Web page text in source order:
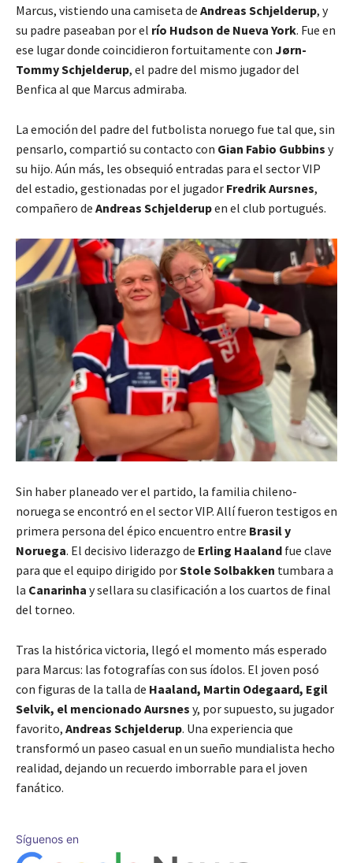
Marcus, vistiendo una camiseta de Andreas Schjelderup, y
su padre paseaban por el río Hudson de Nueva York. Fue en
ese lugar donde coincidieron fortuitamente con Jørn-
Tommy Schjelderup, el padre del mismo jugador del
Benfica al que Marcus admiraba.
La emoción del padre del futbolista noruego fue tal que, sin
pensarlo, compartió su contacto con Gian Fabio Gubbins y
su hijo. Aún más, les obsequió entradas para el sector VIP
del estadio, gestionadas por el jugador Fredrik Aursnes,
compañero de Andreas Schjelderupen el club portugués.
Sin haber planeado ver el partido, la familia chileno-
noruega se encontró en el sector VIP. Allí fueron testigos en
primera persona del épico encuentro entre Brasil y
Noruega. El decisivo liderazgo de Erling Haaland fue clave
para que el equipo dirigido porStole Solbakken tumbara a
la Canarinha y sellara su clasificación a los cuartos de final
del torneo.
Tras la histórica victoria, llegó el momento más esperado
para Marcus: las fotografías con sus ídolos. El joven posó
con figuras de la talla de Haaland, Martin Odegaard, Egil
Selvik, el mencionado Aursnes y, por supuesto, su jugador
favorito, Andreas Schjelderup. Una experiencia que
transformó un paseo casual en un sueño mundialista hecho
realidad, dejando un recuerdo imborrable para el joven
fanático.
Síguenos en